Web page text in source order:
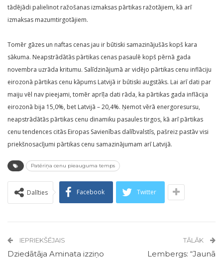
tādējādi palielinot ražošanas izmaksas pārtikas ražotājiem, kā arī
izmaksas mazumtirgotājiem.
Tomēr gāzes un naftas cenas jau ir būtiski samazinājušās kopš kara
sākuma. Neapstrādātās pārtikas cenas pasaulē kopš pērnā gada
novembra uzrāda kritumu. Salīdzinājumā ar vidējo pārtikas cenu inflāciju
eirozonā pārtikas cenu kāpums Latvijā ir būtiski augstāks. Lai arī dati par
maiju vēl nav pieejami, tomēr aprīļa dati rāda, ka pārtikas gada inflācija
eirozonā bija 15,0%, bet Latvijā – 20,4%. Ņemot vērā energoresursu,
neapstrādātās pārtikas cenu dinamiku pasaules tirgos, kā arī pārtikas
cenu tendences citās Eiropas Savienības dalībvalstīs, pašreiz pastāv visi
priekšnosacījumi pārtikas cenu samazinājumam arī Latvijā.
Patēriņa cenu pieauguma temps
Dalīties Facebook Twitter
IEPRIEKŠĒJAIS
Dziedātāja Aminata izziņo
TĀLĀK
Lembergs: “Jaunā